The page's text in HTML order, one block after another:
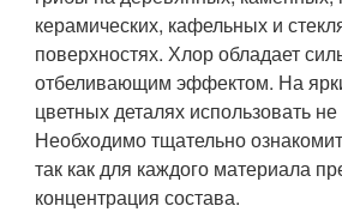
керамических, кафельных и
поверхностях. Хлор обладает
отбеливающим эффектом. На
цветных деталях использовать
Необходимо тщательно
так как для каждого материала
концентрация состава.